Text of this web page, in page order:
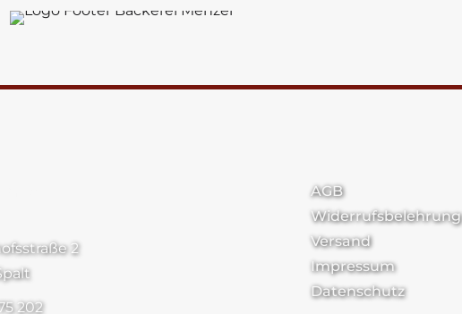
2
202
AGB
Widerrufsbelehrung
Versand
Impressum
Datenschutz